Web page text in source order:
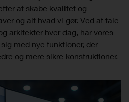
at skabe kvalitet og
og alt hvad vi gør. Ved at tale
arkitekter hver dag, har vores
med nye funktioner, der
og mere sikre konstruktioner.